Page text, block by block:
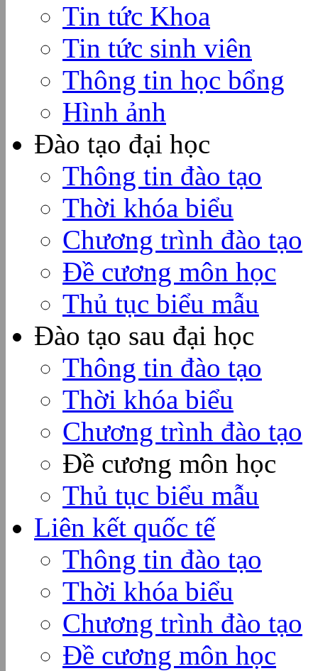
Tin tức Khoa
Tin tức sinh viên
Thông tin học bổng
Hình ảnh
Đào tạo đại học
Thông tin đào tạo
Thời khóa biểu
Chương trình đào tạo
Đề cương môn học
Thủ tục biểu mẫu
Đào tạo sau đại học
Thông tin đào tạo
Thời khóa biểu
Chương trình đào tạo
Đề cương môn học
Thủ tục biểu mẫu
Liên kết quốc tế
Thông tin đào tạo
Thời khóa biểu
Chương trình đào tạo
Đề cương môn học